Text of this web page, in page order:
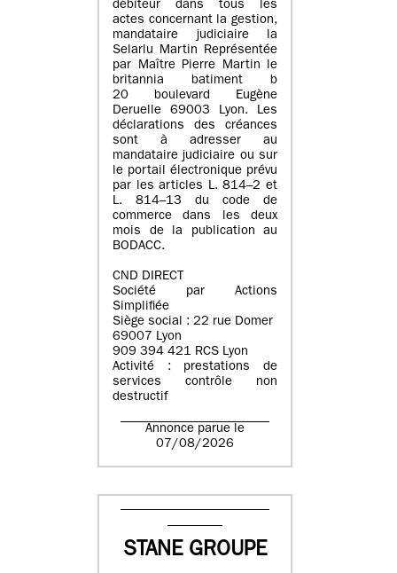
débiteur dans tous les
actes concernant la gestion,
mandataire judiciaire la
Selarlu Martin Représentée
par Maître Pierre Martin le
britannia batiment b
20 boulevard Eugène
Deruelle 69003 Lyon. Les
déclarations des créances
sont à adresser au
mandataire judiciaire ou sur
le portail électronique prévu
par les articles L. 814–2 et
L. 814–13 du code de
commerce dans les deux
mois de la publication au
BODACC.
CND DIRECT
Société par Actions
Simplifiée
Siège social : 22 rue Domer
69007 Lyon
909 394 421 RCS Lyon
Activité : prestations de
services contrôle non
destructif
Annonce parue le
07/08/2026
STANE GROUPE